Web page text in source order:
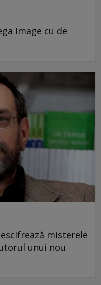
Image cu de
misterele
unui nou